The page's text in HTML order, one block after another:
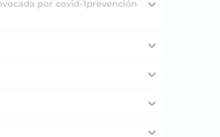
por covid-1prevención